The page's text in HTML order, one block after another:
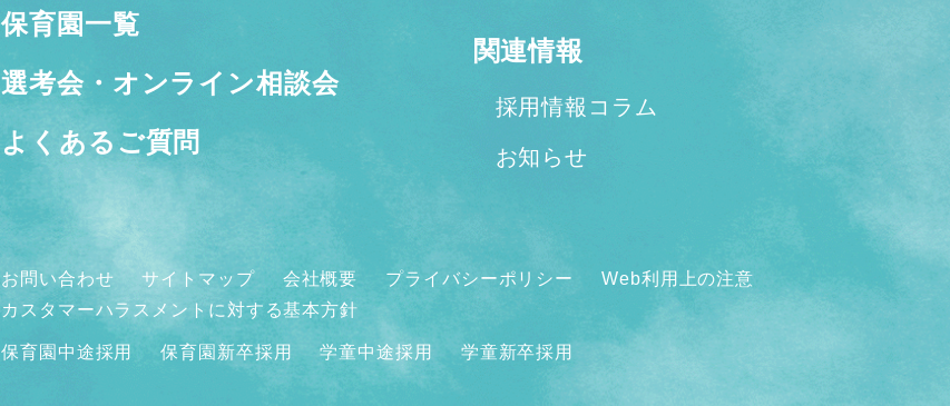
保育園一覧
選考会・オンライン相談会
よくあるご質問
関連情報
採用情報コラム
お知らせ
お問い合わせ サイトマップ 会社概要 プライバシーポリシー
Web利用上の注意
カスタマーハラスメントに対する基本方針
保育園中途採用 保育園新卒採用 学童中途採用 学童新卒採用